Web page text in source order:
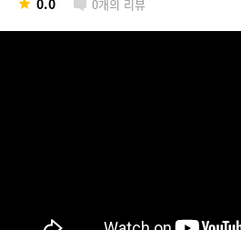
0.0 0개의 리뷰